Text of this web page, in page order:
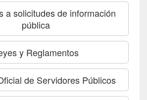
a solicitudes de información
pública
y Reglamentos
de Servidores Públicos